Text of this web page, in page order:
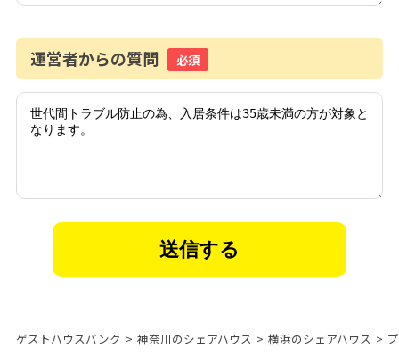
運営者からの質問 必須
ゲストハウスバンク > 神奈川のシェアハウス > 横浜のシェアハウス >